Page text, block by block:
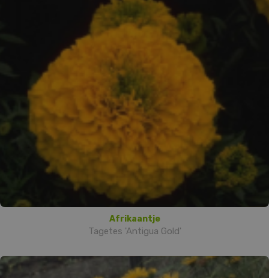
Afrikaantje
Tagetes 'Antigua Gold'